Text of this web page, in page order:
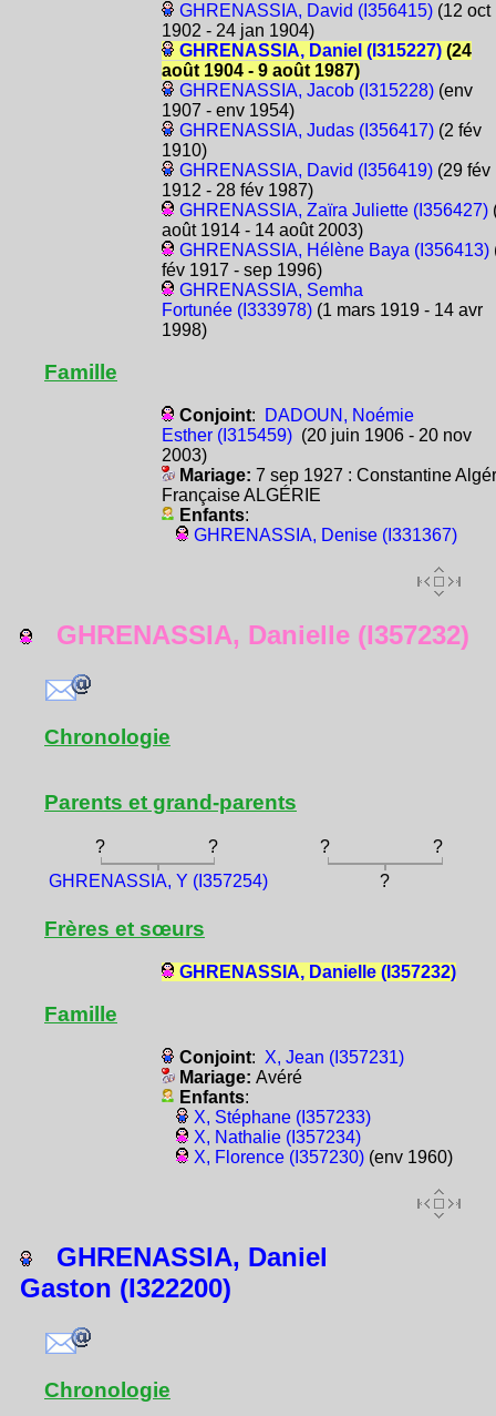
GHRENASSIA, David (I356415)(12 oct
1902 - 24 jan 1904)
GHRENASSIA, Daniel (I315227)(24
août 1904 - 9 août 1987)
GHRENASSIA, Jacob (I315228)(env
1907 - env 1954)
GHRENASSIA, Judas (I356417)(2 fév
1910)
GHRENASSIA, David (I356419)(29 fév
1912 - 28 fév 1987)
GHRENASSIA, Zaïra Juliette (I356427)
août 1914 - 14 août 2003)
GHRENASSIA, Hélène Baya (I356413)
fév 1917 - sep 1996)
GHRENASSIA, Semha
Fortunée (I333978)(1 mars 1919 - 14 avr
1998)
Famille
Conjoint:
DADOUN, Noémie
Esther (I315459)(20 juin 1906 - 20 nov
2003)
Mariage: 7 sep 1927 : Constantine
Française ALGÉRIE
Enfants:
GHRENASSIA, Denise (I331367)
GHRENASSIA, Danielle (I357232)
Chronologie
Parents et grand-parents
? ? ?
?
GHRENASSIA, Y (I357254)
?
Frères et sœurs
GHRENASSIA, Danielle (I357232)
Famille
Conjoint: X, Jean (I357231)
Mariage: Avéré
Enfants:
X, Stéphane (I357233)
X, Nathalie (I357234)
X, Florence (I357230)(env 1960)
GHRENASSIA, Daniel
Gaston (I322200)
Chronologie